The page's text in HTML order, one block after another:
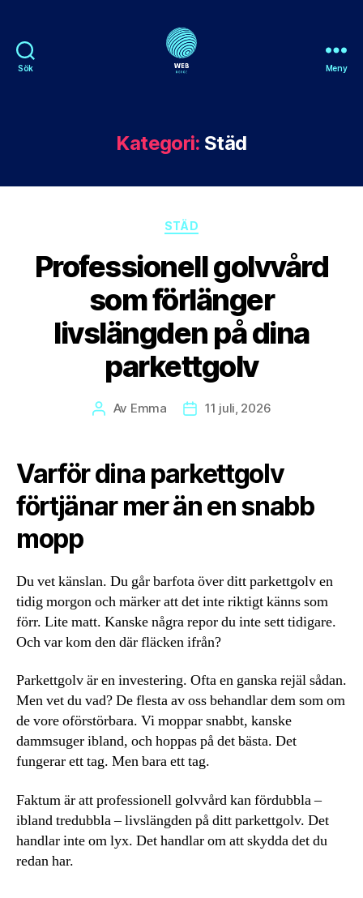
Sök Meny
Kategori: Städ
Kategorier
STÄD
Professionell golvvård
som förlänger
livslängden på dina
parkettgolv
Inläggsförfattare
Av Emma Inläggsdatum
11 juli, 2026
Varför dina parkettgolv
förtjänar mer än en snabb
mopp
Du vet känslan. Du går barfota över ditt parkettgolv en
tidig morgon och märker att det inte riktigt känns som
förr. Lite matt. Kanske några repor du inte sett tidigare.
Och var kom den där fläcken ifrån?
Parkettgolv är en investering. Ofta en ganska rejäl sådan.
Men vet du vad? De flesta av oss behandlar dem som om
de vore oförstörbara. Vi moppar snabbt, kanske
dammsuger ibland, och hoppas på det bästa. Det
fungerar ett tag. Men bara ett tag.
Faktum är att professionell golvvård kan fördubbla –
ibland tredubbla – livslängden på ditt parkettgolv. Det
handlar inte om lyx. Det handlar om att skydda det du
redan har.